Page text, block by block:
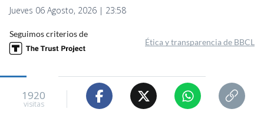
Jueves 06 Agosto, 2026 | 23:58
Seguimos criterios de
Ética y transparencia de BBCL
1920
visitas